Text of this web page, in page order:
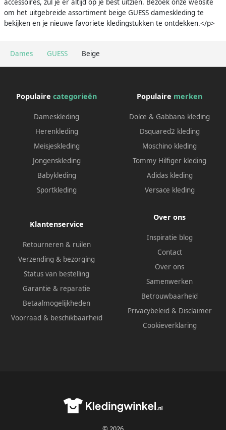
Dames GUESS Beige
accessoires, zul je er altijd op je best uitzien. Bezoek onze website
om het uitgebreide assortiment beige GUESS dameskleding te
bekijken en je nieuwe favoriete kledingstukken te ontdekken.</p>
Populaire categorieën
Dameskleding
Herenkleding
Meisjeskleding
Jongenskleding
Babykleding
Sportkleding
Populaire merken
Dolce & Gabbana kleding
Dsquared2 kleding
Moschino kleding
Tommy Hilfiger kleding
Adidas kleding
Versace kleding
Klantenservice
Retourneren & ruilen
Verzending & bezorging
Status van bestelling
Garantie & reparatie
Betaalmogelijkheden
Voorraad & beschikbaarheid
Over ons
Inspiratie blog
Contact
Over ons
Samenwerken
Betrouwbaarheid
Privacybeleid & Disclaimer
Cookieverklaring